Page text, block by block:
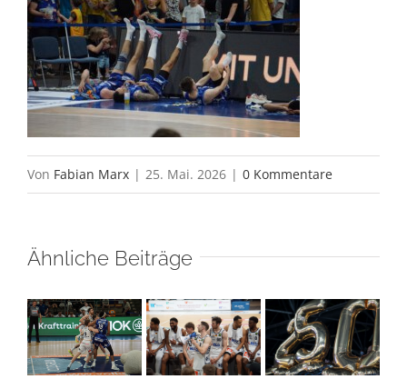
Von Fabian Marx | 25. Mai. 2026 | 0 Kommentare
Ähnliche Beiträge